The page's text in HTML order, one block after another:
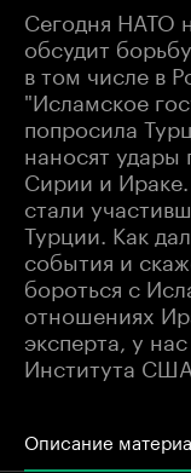
Сегодня НАТО
обсудит
в том числе в
"Исламское
попросила
наносят удары
Сирии и
стали
Турции. Как
события и
бороться с
отношениях
эксперта, у
Института
Описание